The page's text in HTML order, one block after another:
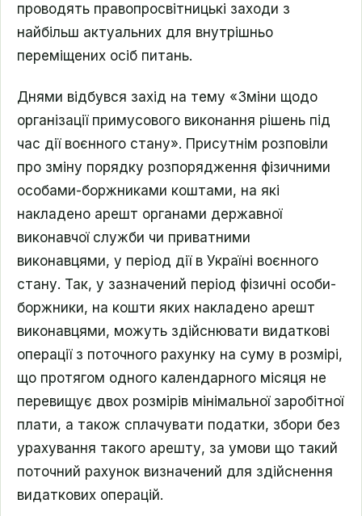
проводять правопросвітницькі заходи з
найбільш актуальних для внутрішньо
переміщених осіб питань.
Днями відбувся захід на тему «Зміни щодо
організації примусового виконання рішень під
час дії воєнного стану». Присутнім розповіли
про зміну порядку розпорядження фізичними
особами-боржниками коштами, на які
накладено арешт органами державної
виконавчої служби чи приватними
виконавцями, у період дії в Україні воєнного
стану. Так, у зазначений період фізичні особи-
боржники, на кошти яких накладено арешт
виконавцями, можуть здійснювати видаткові
операції з поточного рахунку на суму в розмірі,
що протягом одного календарного місяця не
перевищує двох розмірів мінімальної заробітної
плати, а також сплачувати податки, збори без
урахування такого арешту, за умови що такий
поточний рахунок визначений для здійснення
видаткових операцій.